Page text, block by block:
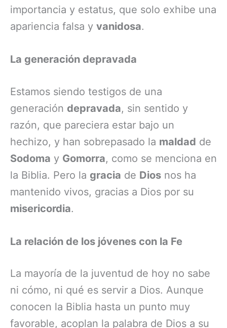
importancia y estatus, que solo exhibe una
apariencia falsa y vanidosa.
La generación depravada
Estamos siendo testigos de una
generación depravada, sin sentido y
razón, que pareciera estar bajo un
hechizo, y han sobrepasado la maldad de
Sodoma y Gomorra, como se menciona en
la Biblia. Pero la gracia de Dios nos ha
mantenido vivos, gracias a Dios por su
misericordia.
La relación de los jóvenes con la Fe
La mayoría de la juventud de hoy no sabe
ni cómo, ni qué es servir a Dios. Aunque
conocen la Biblia hasta un punto muy
favorable, acoplan la palabra de Dios a su